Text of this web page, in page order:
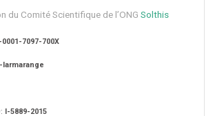
du Comité Scientifique de l’ONG Solthis
0001-7097-700X
I-5889-2015